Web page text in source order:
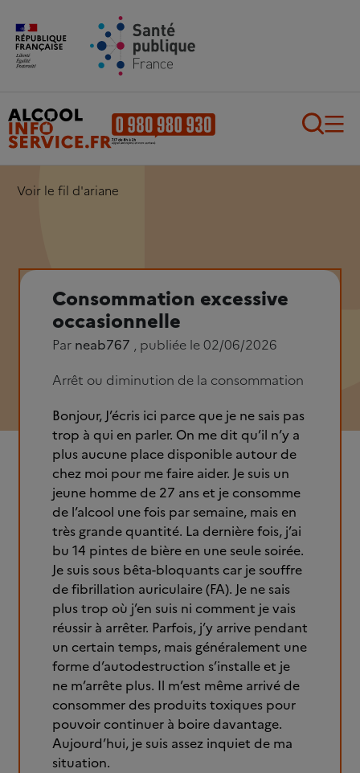
Aller au contenu principal
Voir le fil d'ariane
Consommation excessive
occasionnelle
Par neab767 , publiée le 02/06/2026
Arrêt ou diminution de la consommation
Bonjour, J’écris ici parce que je ne sais pas
trop à qui en parler. On me dit qu’il n’y a
plus aucune place disponible autour de
chez moi pour me faire aider. Je suis un
jeune homme de 27 ans et je consomme
de l’alcool une fois par semaine, mais en
très grande quantité. La dernière fois, j’ai
bu 14 pintes de bière en une seule soirée.
Je suis sous bêta-bloquants car je souffre
de fibrillation auriculaire (FA). Je ne sais
plus trop où j’en suis ni comment je vais
réussir à arrêter. Parfois, j’y arrive pendant
un certain temps, mais généralement une
forme d’autodestruction s’installe et je
ne m’arrête plus. Il m’est même arrivé de
consommer des produits toxiques pour
pouvoir continuer à boire davantage.
Aujourd’hui, je suis assez inquiet de ma
situation.